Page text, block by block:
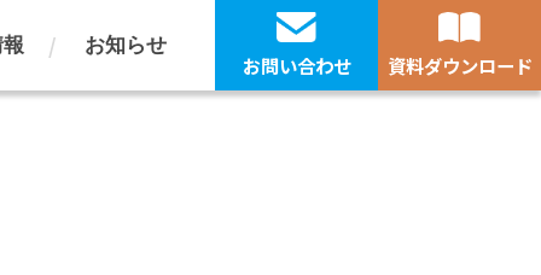
お知らせ
お問い合わせ 資料ダウンロード